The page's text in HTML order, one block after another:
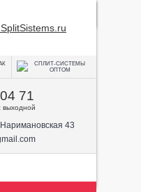
71
выходной
43